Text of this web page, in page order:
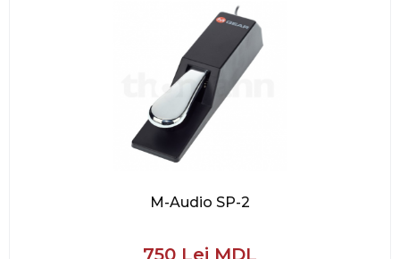
M-Audio SP-2
750 Lei MDL